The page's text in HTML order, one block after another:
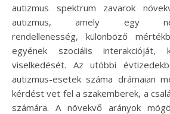
autizmus spektrum zavarok
autizmus, amely egy
rendellenesség, különböző
egyének szociális interakcióját,
viselkedését. Az utóbbi
autizmus-esetek száma drámaian
kérdést vet fel a szakemberek, a
számára. A növekvő arányok